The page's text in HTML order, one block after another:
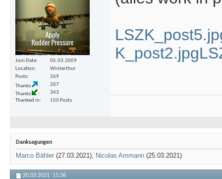
Join Date
05.03.2009
Location
Winterthur
Posts
269
Thanks
207
Thanks
343
Thanked in
150 Posts
K_post2.jpg
Danksagungen
Marco Bähler (27.03.2021), Nicolas Ammann (25.03.2021)
20.03.2021, 11:36